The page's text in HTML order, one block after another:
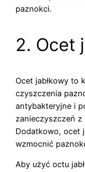
paznokci.
2. Ocet
Ocet jabłkowy to
czyszczenia
antybakteryjne i
zanieczyszczeń
Dodatkowo, ocet
wzmocnić
Aby użyć octu